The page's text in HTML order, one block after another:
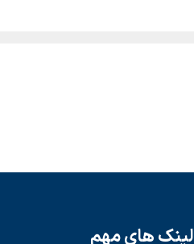
لینک های مهم